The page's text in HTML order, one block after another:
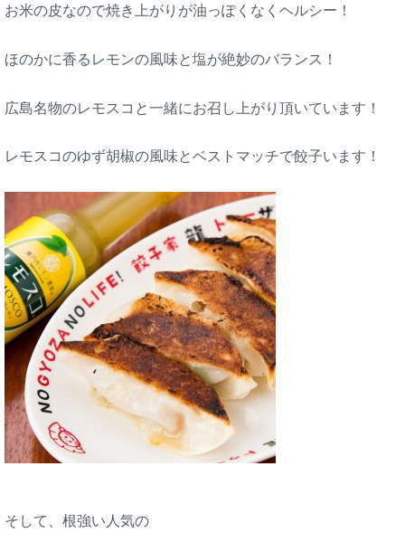
お米の皮なので焼き上がりが油っぽくなくヘルシー！
ほのかに香るレモンの風味と塩が絶妙のバランス！
広島名物のレモスコと一緒にお召し上がり頂いています！
レモスコのゆず胡椒の風味とベストマッチで餃子います！
そして、根強い人気の